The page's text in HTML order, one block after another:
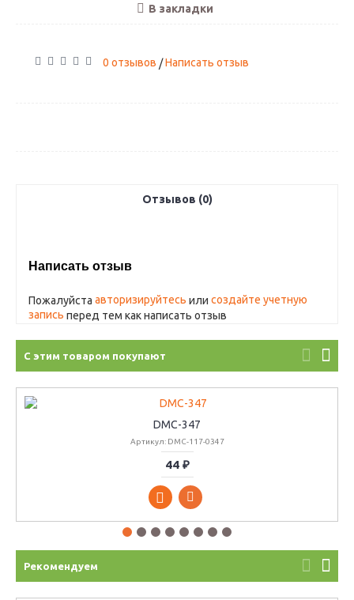
В закладки
0 отзывов /Написать отзыв
Отзывов (0)
Написать отзыв
Пожалуйста авторизируйтесь или создайте учетную
запись перед тем как написать отзыв
С этим товаром покупают
DMC-347
Артикул: DMC-117-0347
44 ₽
Рекомендуем